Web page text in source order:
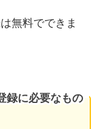
無料でできま
録に必要なもの